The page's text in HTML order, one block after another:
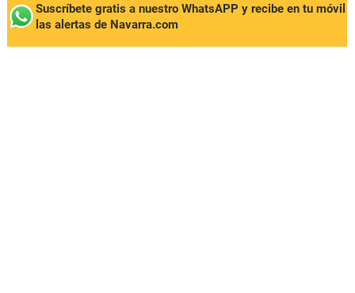
Suscríbete gratis a nuestro WhatsAPP y recibe en tu móvil
las alertas de Navarra.com